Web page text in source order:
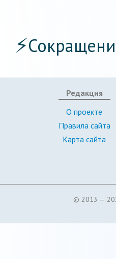
⚡
Редакция
О проекте
Правила сайта
Карта сайта
© 2013 —